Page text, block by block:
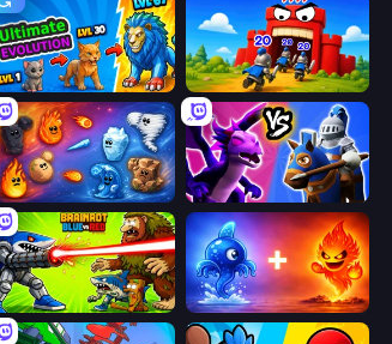
Ultimate Evolution TimeWarriors
Elemental Merge Merge! Dragons vs Knights
Brainrot Blue Vs Red Elemental Monsters: Merge